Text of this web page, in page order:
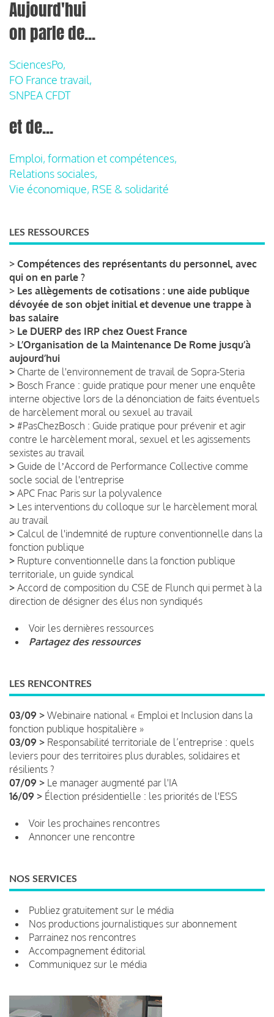
Aujourd'hui
on parle de...
SciencesPo,
FO France travail,
SNPEA CFDT
et de...
Emploi, formation et compétences,
Relations sociales,
Vie économique, RSE & solidarité
LES RESSOURCES
> Compétences des représentants du personnel, avec
qui on en parle ?
> Les allègements de cotisations : une aide publique
dévoyée de son objet initial et devenue une trappe à
bas salaire
> Le DUERP des IRP chez Ouest France
> L’Organisation de la Maintenance De Rome jusqu’à
aujourd’hui
> Charte de l'environnement de travail de Sopra-Steria
> Bosch France : guide pratique pour mener une enquête
interne objective lors de la dénonciation de faits éventuels
de harcèlement moral ou sexuel au travail
> #PasChezBosch : Guide pratique pour prévenir et agir
contre le harcèlement moral, sexuel et les agissements
sexistes au travail
> Guide de lʼAccord de Performance Collective comme
socle social de l'entreprise
> APC Fnac Paris sur la polyvalence
> Les interventions du colloque sur le harcèlement moral
au travail
> Calcul de l'indemnité de rupture conventionnelle dans la
fonction publique
> Rupture conventionnelle dans la fonction publique
territoriale, un guide syndical
> Accord de composition du CSE de Flunch qui permet à la
direction de désigner des élus non syndiqués
Voir les dernières ressources
Partagez des ressources
LES RENCONTRES
03/09 > Webinaire national « Emploi et Inclusion dans la
fonction publique hospitalière »
03/09 > Responsabilité territoriale de l’entreprise : quels
leviers pour des territoires plus durables, solidaires et
résilients ?
07/09 > Le manager augmenté par l'IA
16/09 > Élection présidentielle : les priorités de l'ESS
Voir les prochaines rencontres
Annoncer une rencontre
NOS SERVICES
Publiez gratuitement sur le média
Nos productions journalistiques sur abonnement
Parrainez nos rencontres
Accompagnement éditorial
Communiquez sur le média